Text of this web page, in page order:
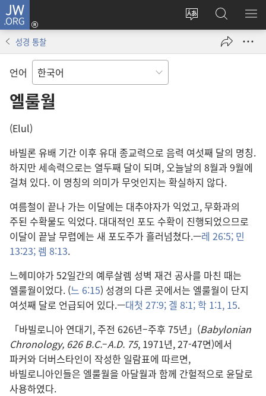
JW.ORG
사이트
변경
로그인
(새로운
열기)
JW.ORG
검색
메
성경 통찰
언어
엘룰월
(Elul)
바빌론 유배 기간 이후 유대 종교력으로 음력 여섯째 달의 명칭.
하지만 세속력으로는 열두째 달이 되며, 오늘날의 8월과 9월에
걸쳐 있다. 이 명칭의 의미가 무엇인지는 확실하지 않다.
여름철이 끝나 가는 이달에는 대추야자가 익었고, 무화과의
주된 수확물도 익었다. 대대적인 포도 수확이 진행되었으므로
이달이 끝날 무렵에는 새 포도주가 흘러넘쳤다.—레 26:5; 민
13:23; 렘 8:13.
느헤미야가 52일간의 예루살렘 성벽 재건 공사를 마친 때는
엘룰월이었다. (느 6:15) 성경의 다른 곳에서는 엘룰월이 단지
여섯째 달로 언급되어 있다.—대첫 27:9; 겔 8:1;학 1:1, 15.
「바빌로니아 연대기, 주전 626년–주후 75년」(Babylonian
Chronology, 626 B.C.–A.D. 75, 1971년, 27-47면)에서
파커와 더버스타인이 작성한 일람표에 따르면,
바빌로니아인들은 엘룰월을 아달월과 함께 간헐적으로 윤달로
사용하였다.